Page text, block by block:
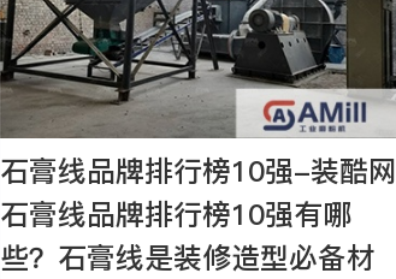
石膏线品牌排行榜10强-装酷网
石膏线品牌排行榜10强有哪
些？石膏线是装修造型必备材